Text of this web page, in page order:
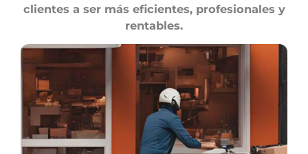
clientes a ser más eficientes, profesionales y
rentables.